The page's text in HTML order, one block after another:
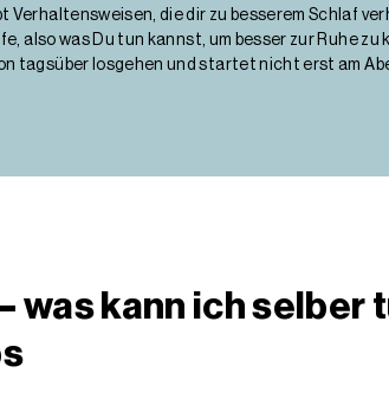
Verhaltensweisen, die dir zu besserem Schlaf
also was Du tun kannst, um besser zur Ruhe zu
tagsüber losgehen und startet nicht erst am
was kann ich selber